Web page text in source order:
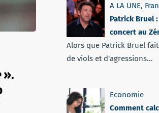
».
A LA UNE,
Patrick Bruel
concert au
Alors que Patrick Bruel
de viols et d'agressions...
Economie
Comment